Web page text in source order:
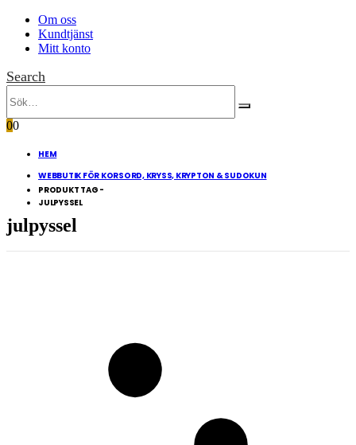
Om oss
Kundtjänst
Mitt konto
Search
00
HEM
WEBBUTIK FÖR KORSORD, KRYSS, KRYPTON & SUDOKUN
PRODUKT TAG -
JULPYSSEL
julpyssel